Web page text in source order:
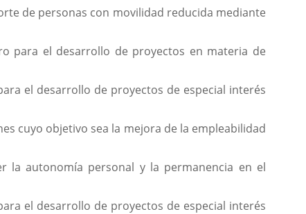
de personas con movilidad reducida mediante
para el desarrollo de proyectos en materia de
el desarrollo de proyectos de especial interés
cuyo objetivo sea la mejora de la empleabilidad
la autonomía personal y la permanencia en el
el desarrollo de proyectos de especial interés